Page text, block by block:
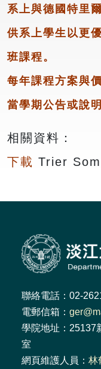
系上與德國特里
供系上學生以更
班課程。
每年課程方案與
當學期公告或說
相關資料：
下載 Trier
聯絡電話：02-
電郵信箱：
學院地址：25137
室
網頁維護人員： 林